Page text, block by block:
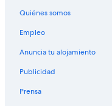
Quiénes somos
Empleo
Anuncia tu alojamiento
Publicidad
Prensa